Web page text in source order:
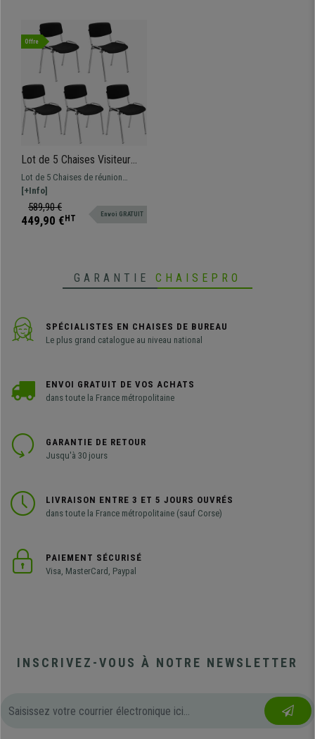
Offre
Lot de 5 Chaises Visiteur
MILKA, Élégantes et
Polyvalentes, Empilables,
Piètement Chromé, Noir
Lot de 5 Chaises de réunion
pratique MILKA, structure en acier
chromé, assise et dossier en
polypropylène
[+Info]
589,90 €
449,90 € HT Envoi GRATUIT
GARANTIE CHAISEPRO
SPÉCIALISTES EN CHAISES DE BUREAU
Le plus grand catalogue au niveau national
ENVOI GRATUIT DE VOS ACHATS
dans toute la France métropolitaine
GARANTIE DE RETOUR
Jusqu'à 30 jours
LIVRAISON ENTRE 3 ET 5 JOURS OUVRÉS
dans toute la France métropolitaine (sauf Corse)
PAIEMENT SÉCURISÉ
Visa, MasterCard, Paypal
INSCRIVEZ-VOUS À NOTRE NEWSLETTER